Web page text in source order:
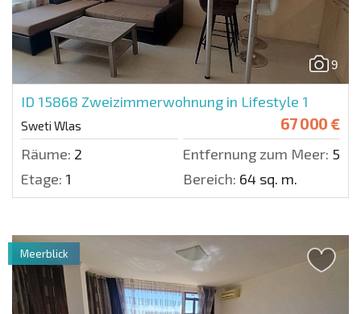
9
ID 15868 Zweizimmerwohnung in Lifestyle 1
Sweti Wlas 67 000 €
Räume: 2 Entfernung zum Meer: 500
Etage: 1 Bereich: 64 sq. m.
Meerblick